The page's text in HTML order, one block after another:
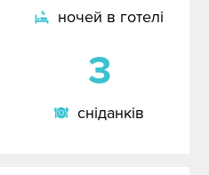
ночей в готелі
3
сніданків